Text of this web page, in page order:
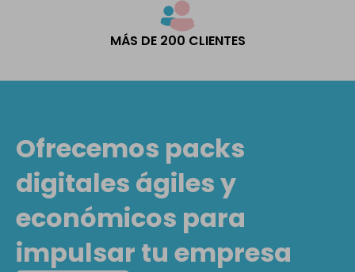
MÁS DE 200 CLIENTES
Ofrecemos packs
digitales ágiles y
económicos para
impulsar tu empresa